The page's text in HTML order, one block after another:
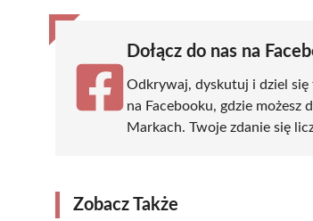
Dołącz do nas na
Odkrywaj, dyskutuj i dziel się
na Facebooku, gdzie
Markach. Twoje zdanie się
Zobacz Także